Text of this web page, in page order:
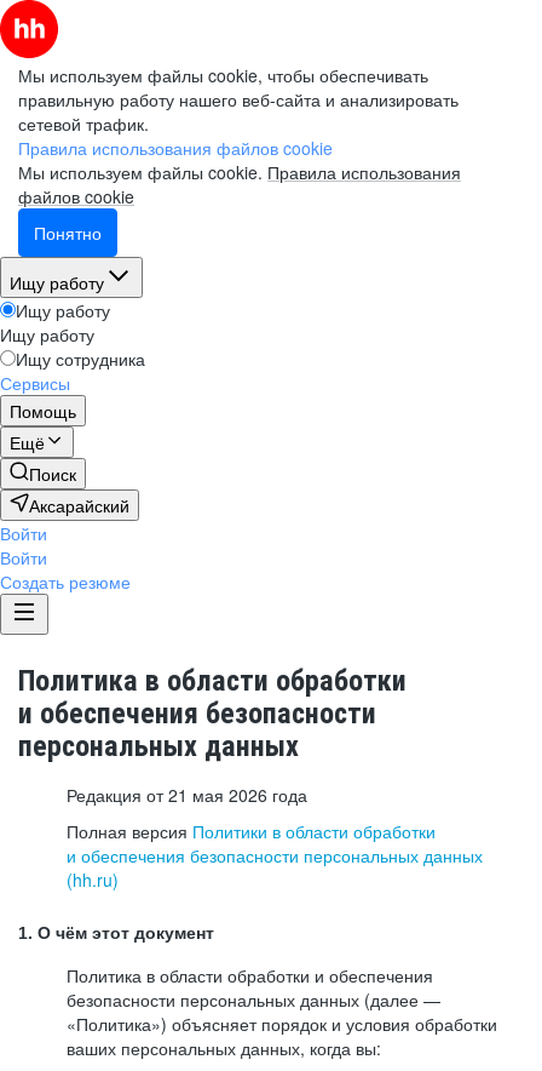
Мы используем файлы cookie, чтобы обеспечивать
правильную работу нашего веб-сайта и анализировать
сетевой трафик.
Правила использования файлов cookie
Мы используем файлы cookie. Правила использования
файлов cookie
Понятно
Ищу работу
Ищу работу
Ищу работу
Ищу сотрудника
Сервисы
Помощь
Ещё
Поиск
Аксарайский
Войти
Войти
Создать резюме
Политика в области обработки
и обеспечения безопасности
персональных данных
Редакция от 21 мая 2026 года
Полная версия Политики в области обработки
и обеспечения безопасности персональных данных
(hh.ru)
1. О чём этот документ
Политика в области обработки и обеспечения
безопасности персональных данных (далее —
«Политика») объясняет порядок и условия обработки
ваших персональных данных, когда вы: